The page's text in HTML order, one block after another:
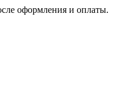
оформления и оплаты.